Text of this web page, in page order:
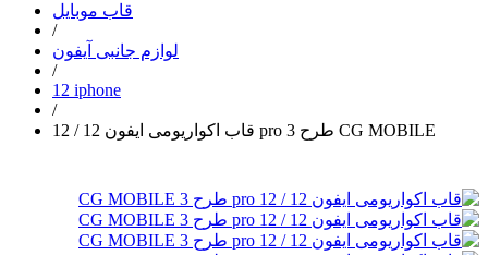
قاب موبایل
/
لوازم جانبی آیفون
/
12 iphone
/
قاب اکواریومی ایفون 12 / 12 pro طرح 3 CG MOBILE